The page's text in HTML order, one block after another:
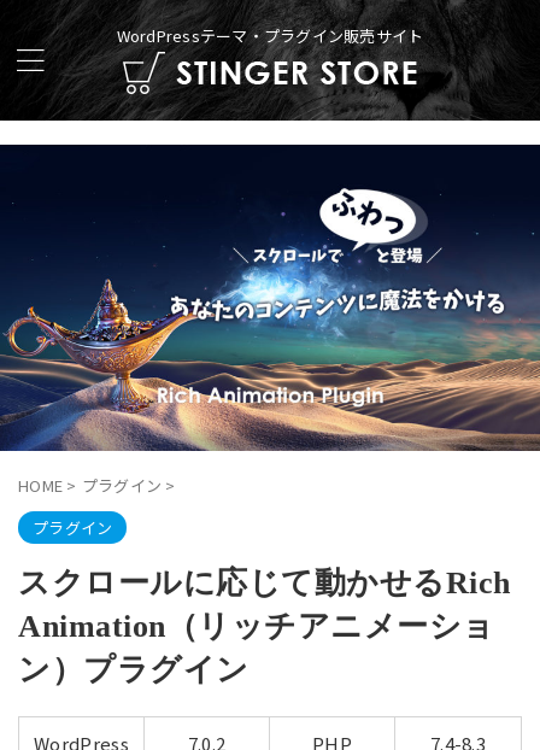
WordPressテーマ・プラグイン販売サイト
HOME > プラグイン >
プラグイン
スクロールに応じて動かせるRich
Animation（リッチアニメーショ
ン）プラグイン
WordPress 7.0.2 PHP 7.4-8.3